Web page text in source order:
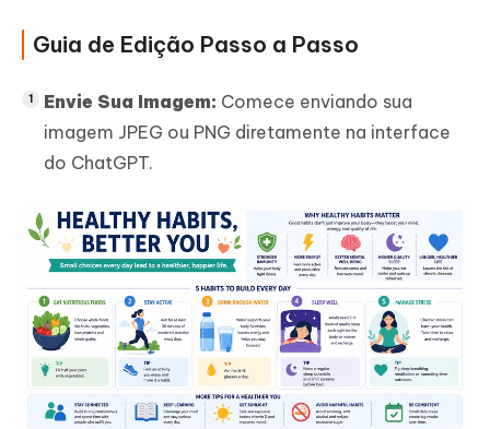
Guia de Edição Passo a Passo
Envie Sua Imagem: Comece enviando sua
imagem JPEG ou PNG diretamente na interface
do ChatGPT.